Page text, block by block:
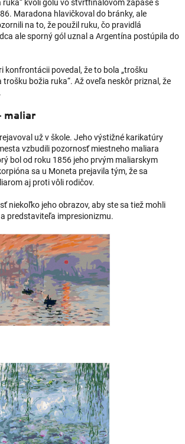
ruka“ kvôli gólu vo štvrťfinálovom zápase s
Maradona hlavičkoval do bránky, ale
na to, že použil ruku, čo pravidlá
ale sporný gól uznal a Argentína postúpila do
konfrontácii povedal, že to bola „trošku
božia ruka“. Až oveľa neskôr priznal, že
maliar
už v škole. Jeho výstižné karikatúry
vzbudili pozornosť miestneho maliara
bol od roku 1856 jeho prvým maliarskym
sa u Moneta prejavila tým, že sa
aj proti vôli rodičov.
niekoľko jeho obrazov, aby ste sa tiež mohli
predstaviteľa impresionizmu.